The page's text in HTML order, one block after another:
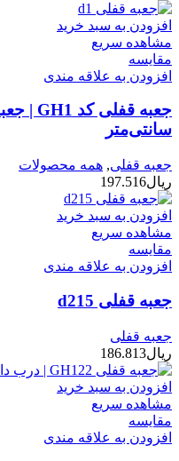
افزودن به سبد خرید
مشاهده سریع
مقایسه
افزودن به علاقه مندی
سانتی‌متر
جعبه قفلی, همه محصولات
ریال197.516
افزودن به سبد خرید
مشاهده سریع
مقایسه
افزودن به علاقه مندی
جعبه قفلی d215
جعبه قفلی
ریال186.813
افزودن به سبد خرید
مشاهده سریع
مقایسه
افزودن به علاقه مندی